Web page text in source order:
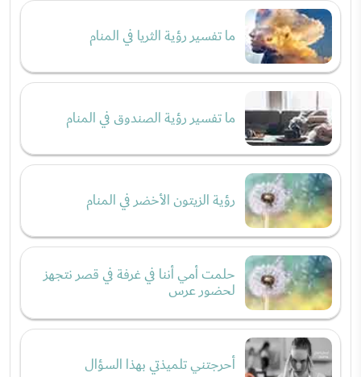
ما تفسير رؤية الثريا في المنام
ما تفسير رؤية الصندوق في المنام
رؤية الزيتون الأخضر في المنام
حلمت أمي أننا في غرفة في قصر نتجهز
لحضور عرس
أحرجتني تلميذتي بهذا السؤال